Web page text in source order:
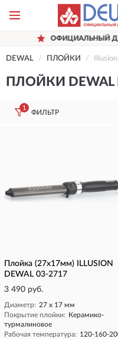
ОФИЦИАЛЬНЫЙ ДИЛЕР
DEWAL ПЛОЙКИ Illusion
ПЛОЙКИ DEWAL
1
ФИЛЬТР
Плойка (27x17мм) ILLUSION
DEWAL 03-2717
3 490 руб.
Диаметр: 27 х 17 мм
Покрытие плойки: Керамико-
турмалиновое
Рабочая температура: 120-160-